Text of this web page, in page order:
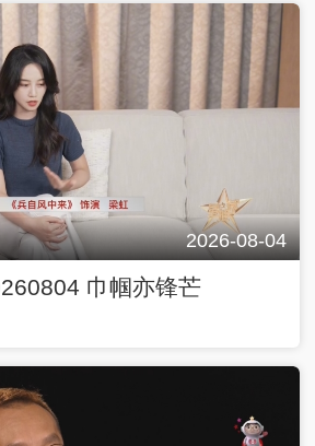
2026-08-04
巾帼亦锋芒